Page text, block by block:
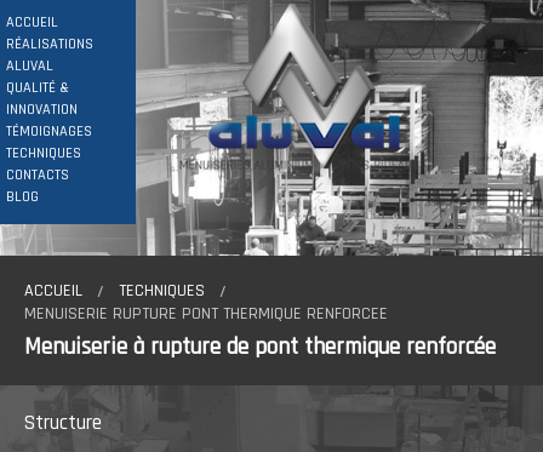
ACCUEIL
RÉALISATIONS
ALUVAL
QUALITÉ &
INNOVATION
TÉMOIGNAGES
TECHNIQUES
CONTACTS
BLOG
ACCUEIL
TECHNIQUES
MENUISERIE RUPTURE PONT THERMIQUE RENFORCEE
Menuiserie à rupture de pont thermique renforcée
Structure